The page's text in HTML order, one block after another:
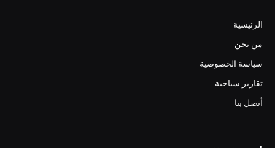
الرئيسية
من نحن
سياسة الخصوصية
تقارير سياحية
أتصل بنا